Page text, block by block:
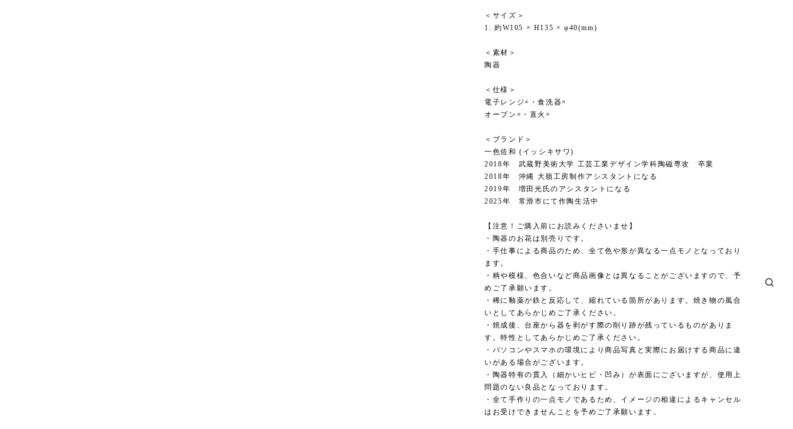
＜サイズ＞
1. 約W105 × H135 × φ40(mm)
＜素材＞
陶器
＜仕様＞
電子レンジ×・食洗器×
オーブン×・直火×
＜ブランド＞
一色佐和 (イッシキサワ)
2018年 武蔵野美術大学 工芸工業デザイン学科陶磁専攻 卒業
2018年 沖縄 大嶺工房制作アシスタントになる
2019年 増田光氏のアシスタントになる
2025年 常滑市にて作陶生活中
【注意！ご購入前にお読みくださいませ】
・陶器のお花は別売りです。
・手仕事による商品のため、全て色や形が異なる一点モノとなっており
ます。
・柄や模様、色合いなど商品画像とは異なることがございますので、予
めご了承願います。
・稀に釉薬が鉄と反応して、縮れている箇所があります。焼き物の風合
いとしてあらかじめご了承ください。
・焼成後、台座から器を剥がす際の削り跡が残っているものがありま
す。特性としてあらかじめご了承ください。
・パソコンやスマホの環境により商品写真と実際にお届けする商品に違
いがある場合がございます。
・陶器特有の貫入（細かいヒビ・凹み）が表面にございますが、使用上
問題のない良品となっております。
・全て手作りの一点モノであるため、イメージの相違によるキャンセル
はお受けできませんことを予めご了承願います。